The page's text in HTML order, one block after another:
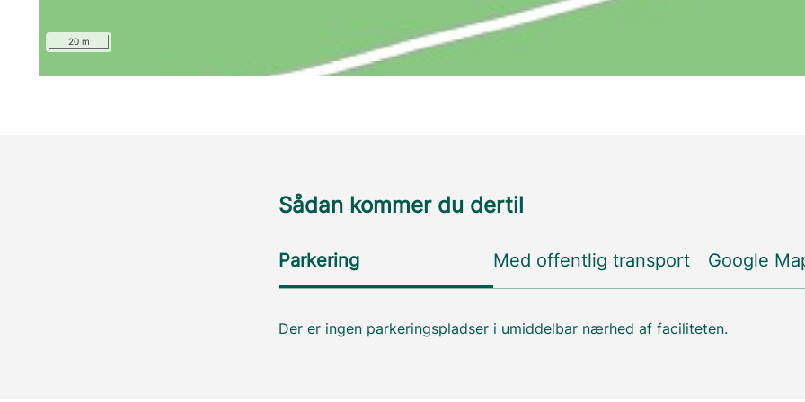
20 m
Sådan kommer du dertil
Parkering Med offentlig transport Google
Der er ingen parkeringspladser i umiddelbar nærhed af faciliteten.